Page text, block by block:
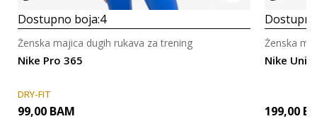
Dostupno boja:4
Nike Pro 365
Ženska majica dugih rukava za trening
DRY-FIT
99,00 BAM
Nike
Ženska
199,00